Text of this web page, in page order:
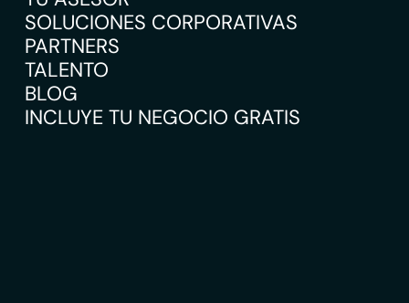
SOLUCIONES CORPORATIVAS
PARTNERS
TALENTO
BLOG
INCLUYE TU NEGOCIO GRATIS